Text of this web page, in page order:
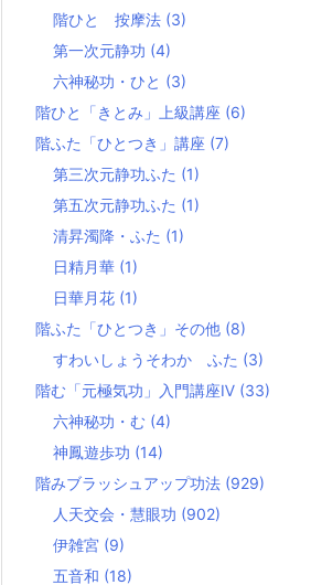
階ひと 按摩法 (3)
第一次元静功 (4)
六神秘功・ひと (3)
階ひと「きとみ」上級講座 (6)
階ふた「ひとつき」講座 (7)
第三次元静功ふた (1)
第五次元静功ふた (1)
清昇濁降・ふた (1)
日精月華 (1)
日華月花 (1)
階ふた「ひとつき」その他 (8)
すわいしょうそわか ふた (3)
階む「元極気功」入門講座Ⅳ (33)
六神秘功・む (4)
神鳳遊歩功 (14)
階みブラッシュアップ功法 (929)
人天交会・慧眼功 (902)
伊雑宮 (9)
五音和 (18)